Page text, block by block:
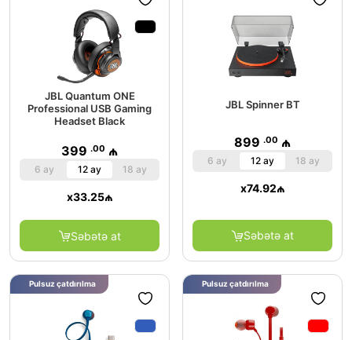
JBL Quantum ONE
Professional USB Gaming
Headset Black
399 .00 ₼
6 ay 12 ay 18 ay
x33.25₼
Səbətə at
JBL Spinner BT
899 .00 ₼
6 ay 12 ay 18 ay
x74.92₼
Səbətə at
Pulsuz çatdırılma Pulsuz çatdırılma